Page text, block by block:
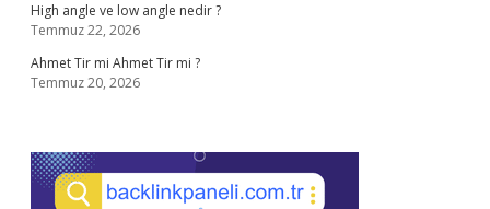
High angle ve low angle nedir ?
Temmuz 22, 2026
Ahmet Tir mi Ahmet Tir mi ?
Temmuz 20, 2026